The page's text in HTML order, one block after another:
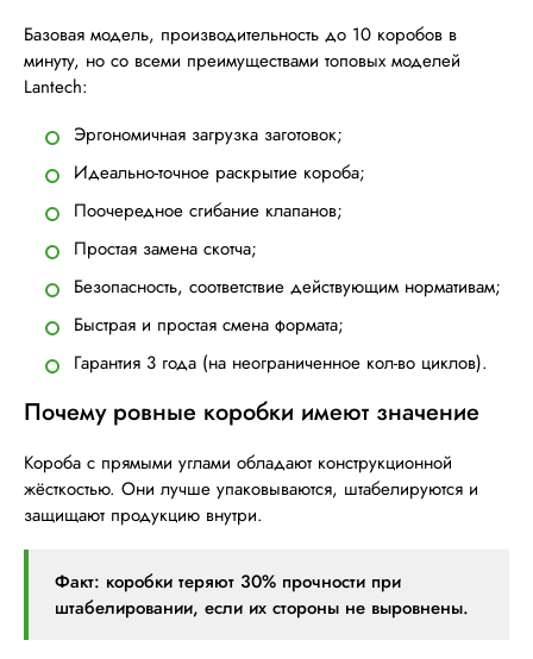
Базовая модель, производительность до 10 коробов в
минуту, но со всеми преимуществами топовых моделей
Lantech:
Эргономичная загрузка заготовок;
Идеально-точное раскрытие короба;
Поочередное сгибание клапанов;
Простая замена скотча;
Безопасность, соответствие действующим нормативам;
Быстрая и простая смена формата;
Гарантия 3 года (на неограниченное кол-во циклов).
Почему ровные коробки имеют значение
Короба с прямыми углами обладают конструкционной
жёсткостью. Они лучше упаковываются, штабелируются и
защищают продукцию внутри.
Факт: коробки теряют 30% прочности при
штабелировании, если их стороны не выровнены.